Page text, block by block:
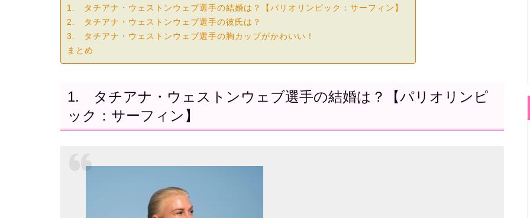
1. タチアナ・ウェストンウェブ選手の結婚は？【パリオリンピック：サーフィン】
2. タチアナ・ウェストンウェブ選手の彼氏は？
3. タチアナ・ウェストンウェブ選手の胸カップがかわいい！
まとめ
1. タチアナ・ウェストンウェブ選手の結婚は？【パリオリンピ
ック：サーフィン】